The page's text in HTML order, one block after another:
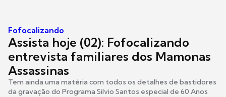
Fofocalizando
Assista hoje (02): Fofocalizando
entrevista familiares dos Mamonas
Assassinas
Tem ainda uma matéria com todos os detalhes de bastidores
da gravação do Programa Silvio Santos especial de 60 Anos